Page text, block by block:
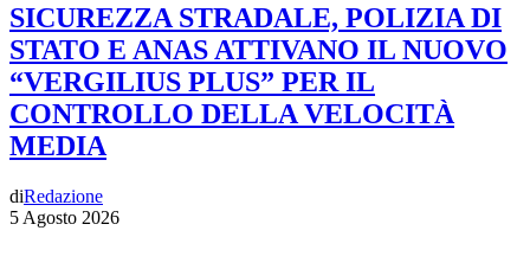
SICUREZZA STRADALE, POLIZIA DI
STATO E ANAS ATTIVANO IL NUOVO
“VERGILIUS PLUS” PER IL
CONTROLLO DELLA VELOCITÀ
MEDIA
diRedazione
5 Agosto 2026